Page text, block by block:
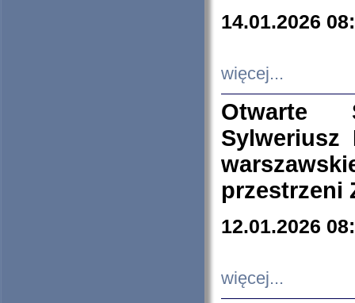
14.01.2026
więcej...
Otwarte
Sylweriusz
przestrzeni
12.01.2026
więcej...